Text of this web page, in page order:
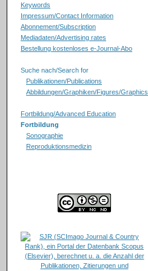
Keywords
Impressum/Contact Information
Abonnement/Subscription
Mediadaten/Advertising rates
Bestellung kostenloses e-Journal-Abo
Suche nach/Search for
Publikationen/Publications
Abbildungen/Graphiken/Figures/Graphics
Fortbildung/Advanced Education
Fortbildung
Sonographie
Reproduktionsmedizin